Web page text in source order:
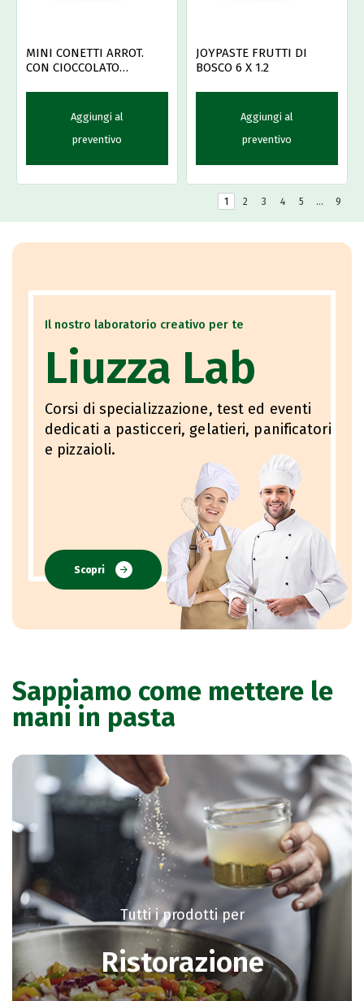
MINI CONETTI ARROT.
CON CIOCCOLATO
Aggiungi al
preventivo
JOYPASTE FRUTTI DI
BOSCO 6 X 1.2
Aggiungi al
preventivo
1 2 3 4 5 … 9
Il nostro laboratorio creativo per te
Liuzza Lab
Corsi di specializzazione, test ed eventi
dedicati a pasticceri, gelatieri, panificatori
e pizzaioli.
Scopri
Sappiamo come mettere le
mani in pasta
Tutti i prodotti per
Ristorazione